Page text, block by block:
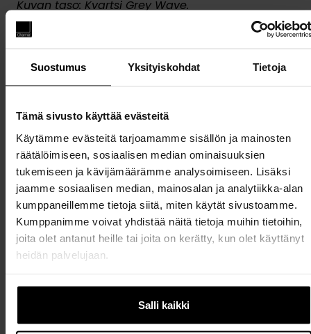
Suostumus Yksityiskohdat Tietoja
Tämä sivusto käyttää evästeitä
Käytämme evästeitä tarjoamamme sisällön ja mainosten
räätälöimiseen, sosiaalisen median ominaisuuksien
tukemiseen ja kävijämäärämme analysoimiseen. Lisäksi
jaamme sosiaalisen median, mainosalan ja analytiikka-alan
kumppaneillemme tietoja siitä, miten käytät sivustoamme.
Kumppanimme voivat yhdistää näitä tietoja muihin tietoihin,
joita olet antanut heille tai joita on kerätty, kun olet käyttänyt
heidän palvelujaan.
Salli kaikki
Kuvan taso: Kvartsi Grey Wave.
Ajattomuutta ja
kestävyyttä keittiöön
puukaappien tai metallisten vetimien rinnalla.
Pinta kestää kuumuutta, roiskeita ja kiireistä
elämää – ja näyttää kauniilta vuodesta toiseen.
Luonnonkivi onkin valinta, joka ei ole vain
ulkonäköä varten, vaan kantaa käyttöä ja aikaa
luotettavasti.
Löydä täydellinen kivitaso keittiöösi Charmian
monipuolisesta ja laadukkaasta valikoimasta.